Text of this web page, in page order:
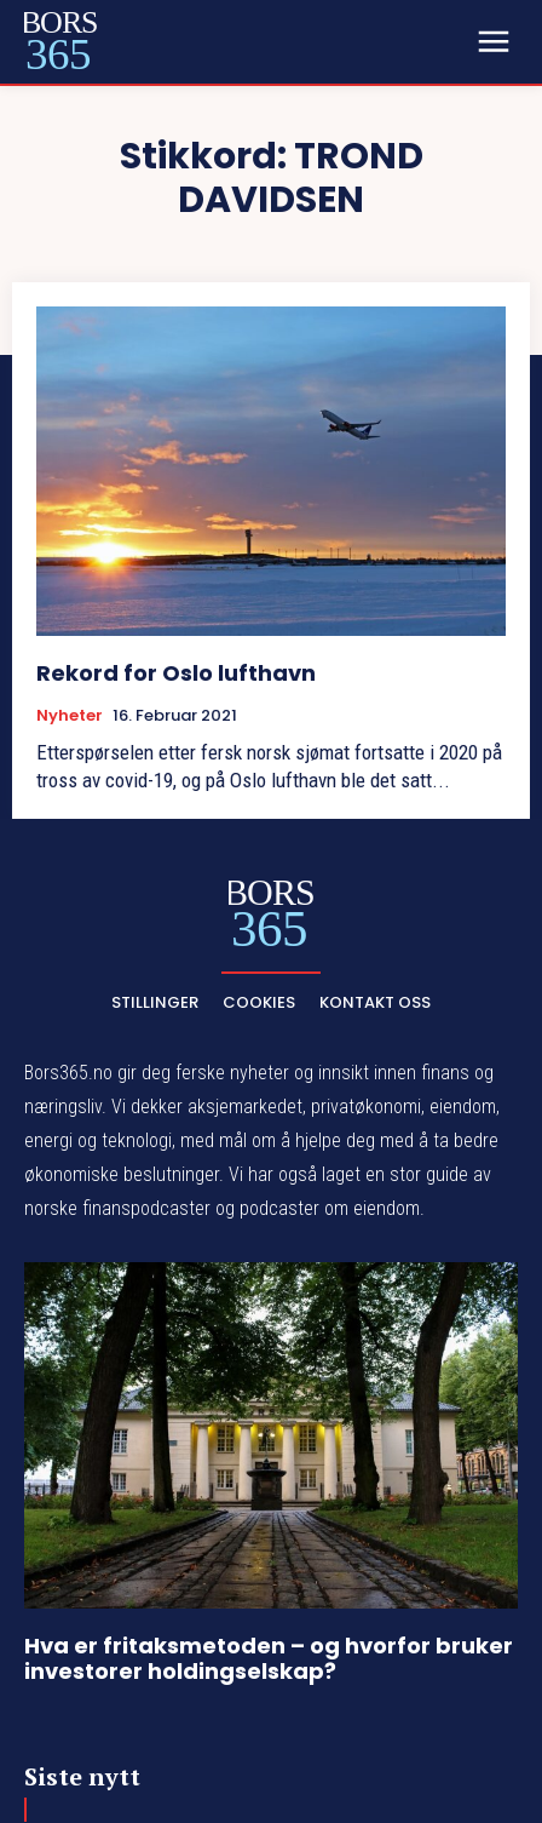
BORS
365
Stikkord:TROND
DAVIDSEN
Rekord for Oslo lufthavn
Nyheter 16. Februar 2021
Etterspørselen etter fersk norsk sjømat fortsatte i 2020 på
tross av covid-19, og på Oslo lufthavn ble det satt...
BORS
365
STILLINGER COOKIES KONTAKT OSS
Bors365.no gir deg ferske nyheter og innsikt innen finans og
næringsliv. Vi dekker aksjemarkedet, privatøkonomi, eiendom,
energi og teknologi, med mål om å hjelpe deg med å ta bedre
økonomiske beslutninger. Vi har også laget en stor guide av
norske finanspodcaster og podcaster om eiendom.
Hva er fritaksmetoden – og hvorfor bruker
investorer holdingselskap?
Siste nytt